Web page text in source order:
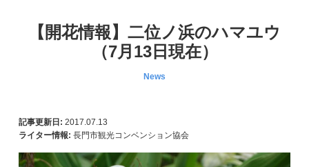
【開花情報】二位ノ浜のハマユウ
（7月13日現在）
News
記事更新日: 2017.07.13
ライター情報: 長門市観光コンベンション協会